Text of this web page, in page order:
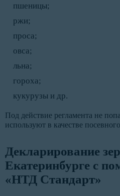
пшеницы;
ржи;
проса;
овса;
льна;
гороха;
кукурузы и др.
Под действие регламента не
используют в качестве
Декларирование
Екатеринбурге с
«НТД Стандарт»